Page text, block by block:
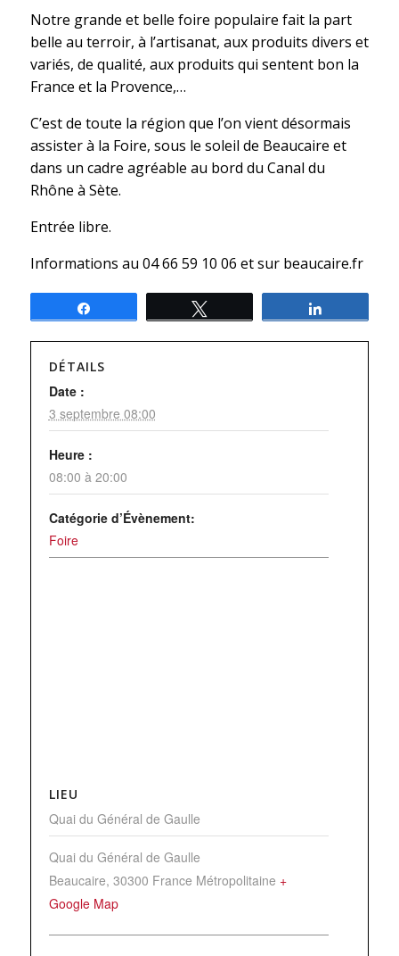
Notre grande et belle foire populaire fait la part
belle au terroir, à l’artisanat, aux produits divers et
variés, de qualité, aux produits qui sentent bon la
France et la Provence,…
C’est de toute la région que l’on vient désormais
assister à la Foire, sous le soleil de Beaucaire et
dans un cadre agréable au bord du Canal du
Rhône à Sète.
Entrée libre.
Informations au 04 66 59 10 06 et sur beaucaire.fr
DÉTAILS
Date :
3 septembre 08:00
Heure :
08:00 à 20:00
Catégorie d’Évènement:
Foire
LIEU
Quai du Général de Gaulle
Quai du Général de Gaulle
Beaucaire, 30300 France Métropolitaine +
Google Map